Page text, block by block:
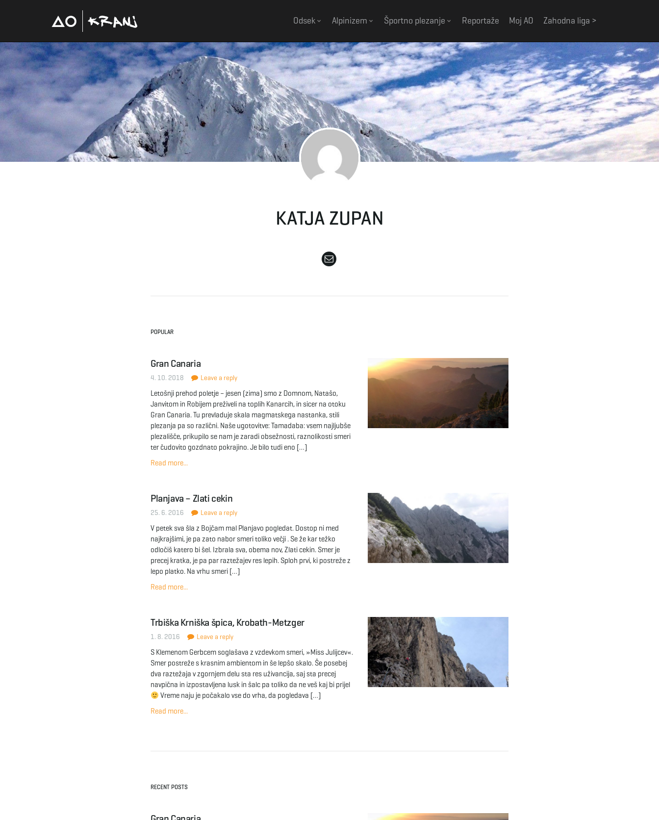
Odsek Alpinizem Športno plezanje Reportaže Moj AO Zahodna liga >
KATJA ZUPAN
POPULAR
Gran Canaria
4. 10. 2018 Leave a reply
Letošnji prehod poletje – jesen (zima) smo z Domnom, Natašo,
Janvitom in Robijem preživeli na toplih Kanarcih, in sicer na otoku
Gran Canaria. Tu prevladuje skala magmatskega nastanka, stili
plezanja pa so različni. Naše ugotovitve: Tamadaba: vsem najljubše
plezališče, prikupilo se nam je zaradi obsežnosti, raznolikosti smeri
ter čudovito gozdnato pokrajino. Je bilo tudi eno […]
Read more...
Planjava – Zlati cekin
25. 6. 2016 Leave a reply
V petek sva šla z Bojčam mal Planjavo pogledat. Dostop ni med
najkrajšimi, je pa zato nabor smeri toliko večji . Se že kar težko
odločiš katero bi šel. Izbrala sva, obema nov, Zlati cekin. Smer je
precej kratka, je pa par raztežajev res lepih. Sploh prvi, ki postreže z
lepo platko. Na vrhu smeri […]
Read more...
Trbiška Krniška špica, Krobath-Metzger
1. 8. 2016 Leave a reply
S Klemenom Gerbcem soglašava z vzdevkom smeri, »Miss Julijcev«.
Smer postreže s krasnim ambientom in še lepšo skalo. Še posebej
dva raztežaja v zgornjem delu sta res uživancija, saj sta precej
navpična in izpostavljena lusk in šalc pa toliko da ne veš kaj bi prijel
Vreme naju je počakalo vse do vrha, da pogledava […]
Read more...
RECENT POSTS